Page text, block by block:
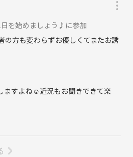
を始めましょう♪に参加
の方も変わらずお優しくてまたお誘
ますよね☺近況もお聞きできて楽